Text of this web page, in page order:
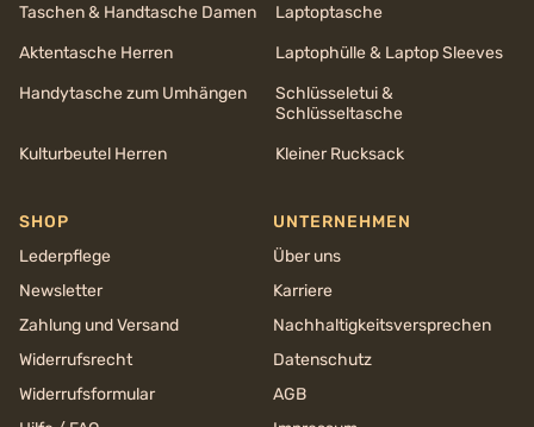
Taschen & Handtasche Damen
Laptoptasche
Aktentasche Herren
Laptophülle & Laptop Sleeves
Handytasche zum Umhängen
Schlüsseletui &
Schlüsseltasche
Kulturbeutel Herren
Kleiner Rucksack
SHOP
Lederpflege
Newsletter
Zahlung und Versand
Widerrufsrecht
Widerrufsformular
UNTERNEHMEN
Über uns
Karriere
Nachhaltigkeits­versprechen
Datenschutz
AGB